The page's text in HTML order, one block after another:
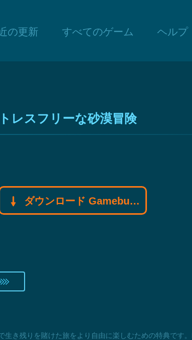
の更新 すべてのゲーム ヘルプ
レスフリーな砂漠冒険
ダウンロード Gamebuff モディファイヤモディファイヤ
き残りを賭けた旅をより自由に楽しむための特典です